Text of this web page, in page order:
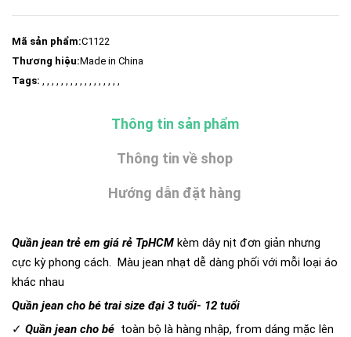
Mã sản phẩm:C1122
Thương hiệu:Made in China
Tags: , , , , , , , , , , , , , , , , ,
Thông tin sản phẩm
Thông tin về shop
Hướng dẫn đặt hàng
Quần jean trẻ em giá rẻ TpHCM kèm dây nịt đơn giản nhưng
cực kỳ phong cách. Màu jean nhạt dễ dàng phối với mỗi loại áo
khác nhau
Quần jean cho bé trai size đại 3 tuổi- 12 tuổi
✓ Quần jean cho bé toàn bộ là hàng nhập, from dáng mặc lên